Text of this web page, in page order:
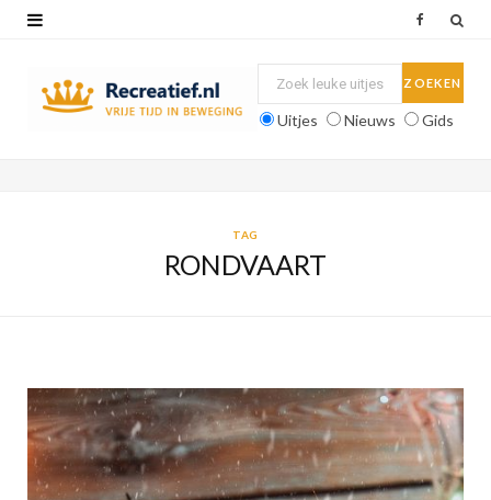
Uitjes Nieuws Gids
TAG
RONDVAART